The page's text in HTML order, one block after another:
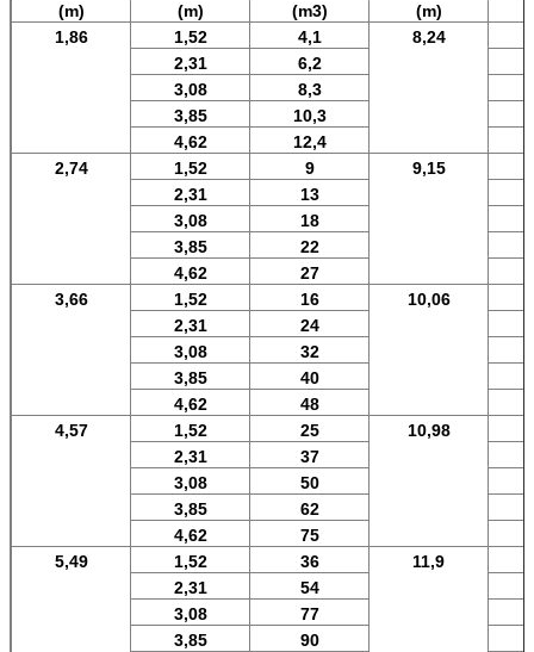
(m) (m) (m3)
(m)
1,86
1,52 4,1 8,24
2,31
6,2
3,08
8,3
3,85
10,3
4,62
12,4
2,74
1,52 9 9,15
2,31
13
3,08
18
3,85
22
4,62
27
3,66
1,52 16 10,06
2,31
24
3,08
32
3,85
40
4,62
48
4,57
1,52 25 10,98
2,31
37
3,08
50
3,85
62
4,62
75
5,49
1,52 36 11,9
2,31
54
3,08
77
3,85
90